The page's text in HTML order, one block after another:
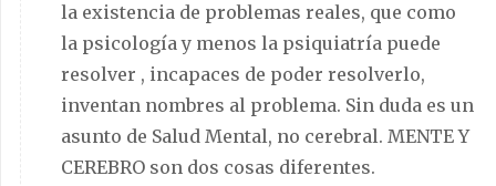
la existencia de problemas reales, que como
la psicología y menos la psiquiatría puede
resolver , incapaces de poder resolverlo,
inventan nombres al problema. Sin duda es un
asunto de Salud Mental, no cerebral. MENTE Y
CEREBRO son dos cosas diferentes.